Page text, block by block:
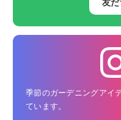
友
季節のガーデニングアイ
ています。